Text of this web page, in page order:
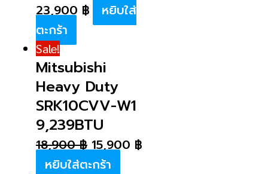
23,900 ฿
หยิบใส่
ตะกร้า
Sale!
Mitsubishi
Heavy Duty
SRK10CVV-W1
9,239BTU
18,900฿ 15,900 ฿
หยิบใส่ตะกร้า